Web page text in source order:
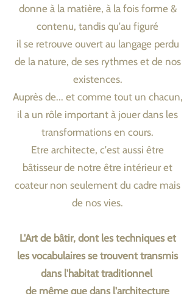
donne à la matière, à la fois forme &
contenu, tandis qu'au figuré
il se retrouve ouvert au langage perdu
de la nature, de ses rythmes et de nos
existences.
Auprès de... et comme tout un chacun,
il a un rôle important à jouer dans les
transformations en cours.
Etre architecte, c'est aussi être
bâtisseur de notre être intérieur et
coateur non seulement du cadre mais
de nos vies.
L'Art de bâtir, dont les techniques et
les vocabulaires se trouvent transmis
dans l'habitat traditionnel
de même que dans l'architecture